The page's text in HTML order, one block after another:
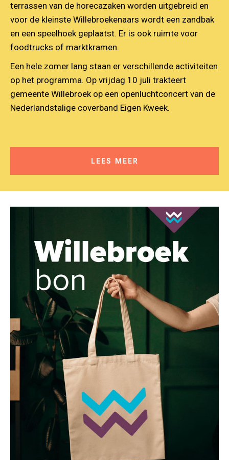
terrassen van de horecazaken worden uitgebreid en
voor de kleinste Willebroekenaars wordt een zandbak
en een speelhoek geplaatst. Er is ook ruimte voor
foodtrucks of marktkramen.
Een hele zomer lang staan er verschillende activiteiten
op het programma. Op vrijdag 10 juli trakteert
gemeente Willebroek op een openluchtconcert van de
Nederlandstalige coverband Eigen Kweek.
LEES MEER